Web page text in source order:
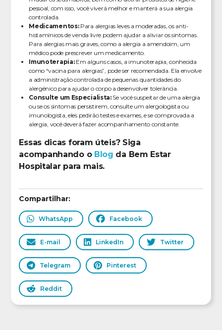
pessoal, com isso, você viverá melhor e manterá a sua alergia
controlada.
Medicamentos:Para alergias leves a moderadas, os anti-
histamínicos de venda livre podem ajudar a aliviar os sintomas.
Para alergias mais graves, como a alergia a amendoim, um
médico pode prescrever um medicamento.
Imunoterapia:Em alguns casos, a imunoterapia, conhecida
como “vacina para alergias”, pode ser recomendada. Ela envolve
a administração controlada de pequenas quantidades do
alergênico para ajudar o corpo a desenvolver tolerância.
Consulte um Especialista:Se você suspeitar de uma alergia
ou se os sintomas persistirem, consulte um alergologista ou
imunologista, eles pedirão testes e exames, e se comprovada a
alergia, você deverá fazer acompanhamento constante.
Essas dicas foram úteis? Siga
acompanhando o Blog da Bem Estar
Hospitalar para mais.
Compartilhar:
WhatsApp Facebook
E-mail LinkedIn Twitter
Telegram Pinterest
Reddit